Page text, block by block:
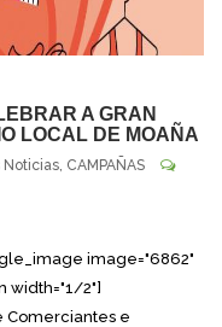
A GRAN
LOCAL DE MOAÑA
Noticias, CAMPAÑAS
image="6862"
width="1/2"]
Comerciantes e